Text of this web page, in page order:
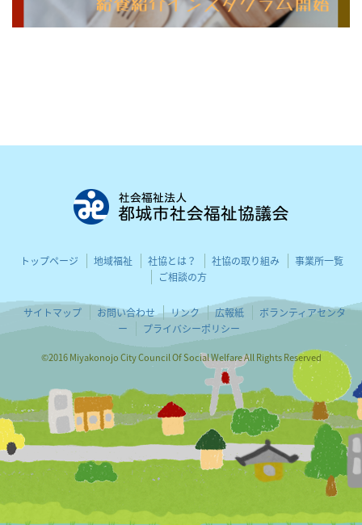
トップページ 地域福祉 社協とは？ 社協の取り組み
事業所一覧
ご相談の方
サイトマップ お問い合わせ リンク 広報紙
ボランティアセンタ
ー
プライバシーポリシー
©2016 Miyakonojo City Council Of Social Welfare All Rights Reserved